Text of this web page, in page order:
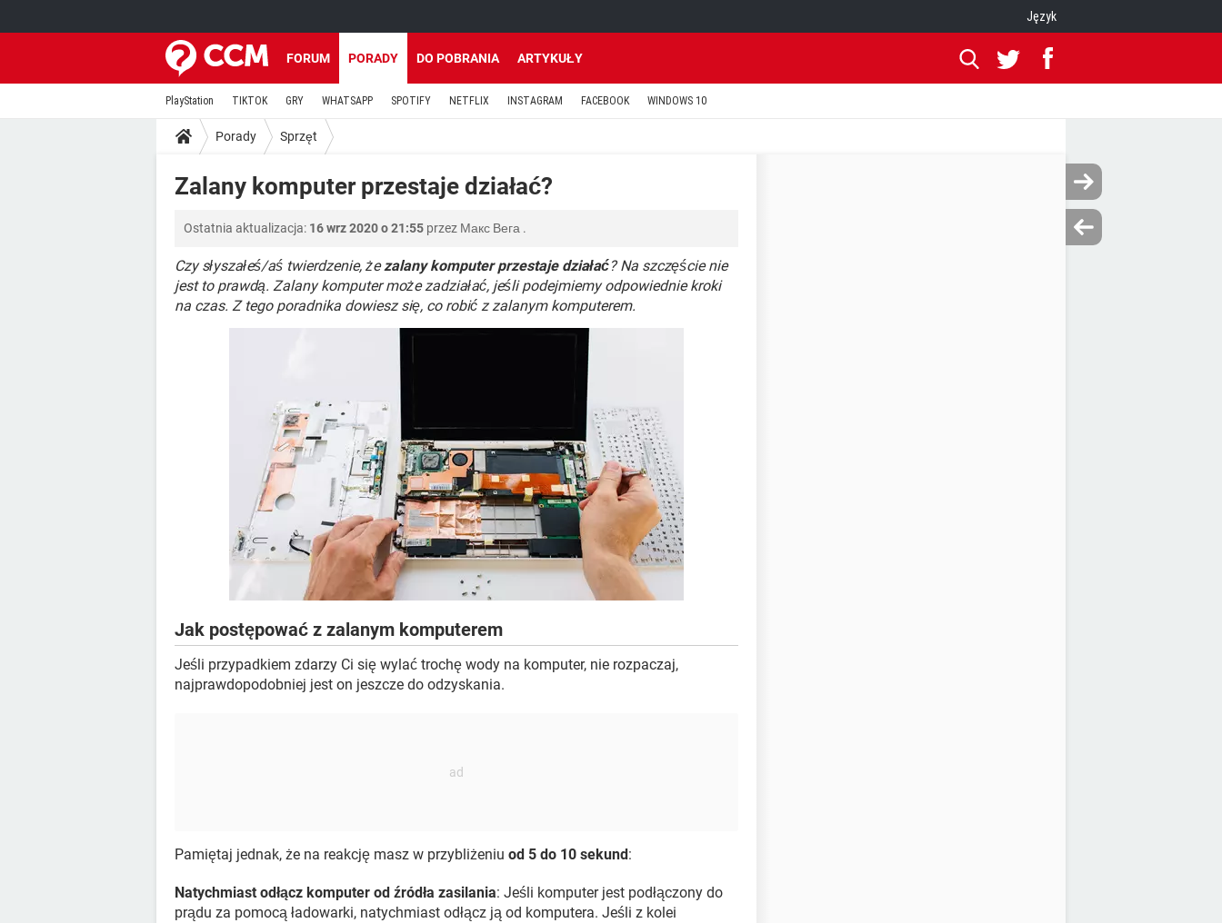
Język
FORUM PORADY DO POBRANIA ARTYKUŁY
PlayStation TIKTOK GRY WHATSAPP SPOTIFY NETFLIX INSTAGRAM FACEBOOK WINDOWS 10
Porady Sprzęt
Zalany komputer przestaje działać?
Ostatnia aktualizacja: 16 wrz 2020 o 21:55 przez Макс Вега .
Czy słyszałeś/aś twierdzenie, żezalany komputer przestaje działać? Na szczęście nie
jest to prawdą. Zalany komputer może zadziałać, jeśli podejmiemy odpowiednie kroki
na czas. Z tego poradnika dowiesz się, co robić z zalanym komputerem.
Jak postępować z zalanym komputerem
Jeśli przypadkiem zdarzy Ci się wylać trochę wody na komputer, nie rozpaczaj,
najprawdopodobniej jest on jeszcze do odzyskania.
Pamiętaj jednak, że na reakcję masz w przybliżeniu od 5 do 10 sekund :
Natychmiast odłącz komputer od źródła zasilania: Jeśli komputer jest podłączony do
prądu za pomocą ładowarki, natychmiast odłącz ją od komputera. Jeśli z kolei